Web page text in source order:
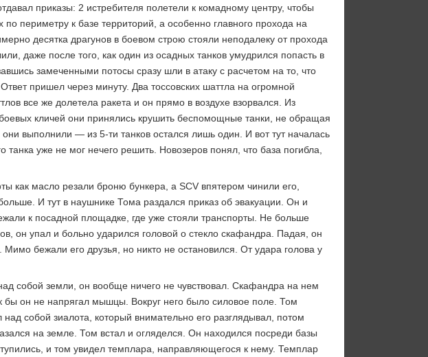
приказы: 2 истребителя полетели к комадному центру, чтобы
периметру к базе территорий, а особенно главного прохода на
десятка драгунов в боевом строю стояли неподалеку от прохода
даже после того, как один из осадных танков умудрился попасть в
замеченными потосы сразу шли в атаку с расчетом на то, что
пришел через минуту. Два тоссовских шаттла на огромной
все же долетела ракета и он прямо в воздухе взорвался. Из
кличей они принялись крушить беспомощные танки, не обращая
выполнили — из 5-ти танков остался лишь один. И вот тут началась
уже не мог нечего решить. Новозеров понял, что база погибла,
как масло резали броню бункера, а SCV впятером чинили его,
И тут в наушнике Тома раздался приказ об эвакуации. Он и
к посадной площадке, где уже стояли транспорты. Не больше
он упал и больно ударился головой о стекло скафандра. Падая, он
бежали его друзья, но никто не остановился. От удара голова у
собой земли, он вообще ничего не чувствовал. Скафандра на нем
бы он не напрягал мышцы. Вокруг него было силовое поле. Том
собой зиалота, который внимательно его разглядывал, потом
на земле. Том встал и огляделся. Он находился посреди базы
и том увидел темплара, направляющегося к нему. Темплар